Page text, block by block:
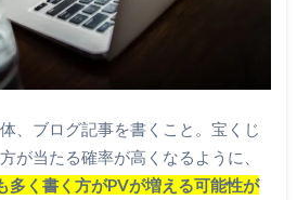
、ブログ記事を書くこと。宝くじ
が当たる確率が高くなるように、
多く書く方がPVが増える可能性が